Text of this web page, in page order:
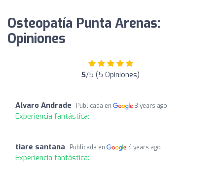
Osteopatía Punta Arenas:
Opiniones
5/5 (5 Opiniones)
Alvaro Andrade Publicada en 3 years ago
Experiencia fantástica:
tiare santana Publicada en 4 years ago
Experiencia fantástica: